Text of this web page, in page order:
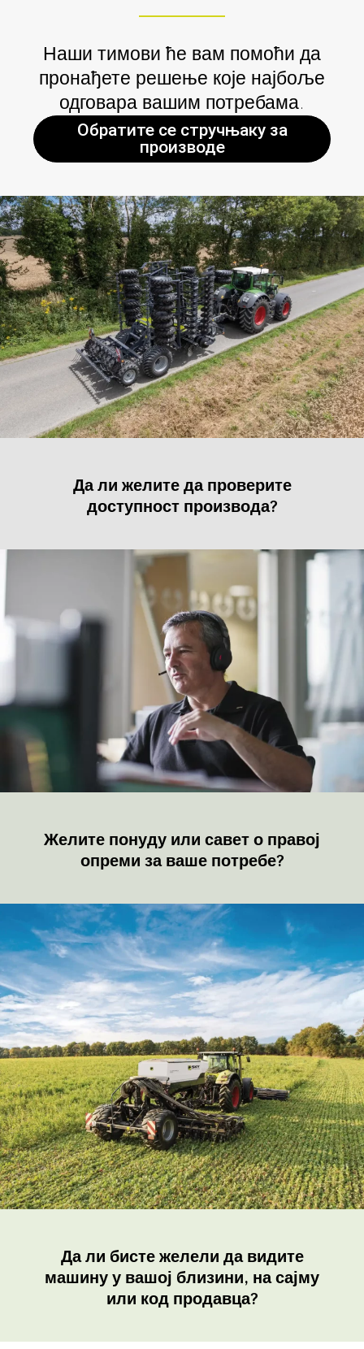
Наши тимови ће вам помоћи да
пронађете решење које најбоље
одговара вашим потребама.
Обратите се стручњаку за
производе
Да ли желите да проверите
доступност производа?
Желите понуду или савет о правој
опреми за ваше потребе?
Да ли бисте желели да видите
машину у вашој близини, на сајму
или код продавца?